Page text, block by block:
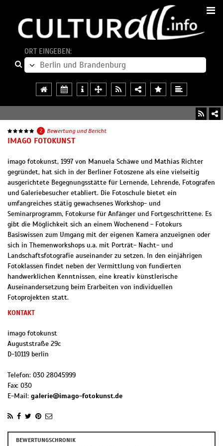
ORT EINGEBEN:
2 Bewertung und Bericht
IMAGO FOTOKUNST
imago fotokunst, 1997 von Manuela Schäwe und Mathias Richter
gegründet, hat sich in der Berliner Fotoszene als eine vielseitig
ausgerichtete Begegnungsstätte für Lernende, Lehrende, Fotografen
und Galeriebesucher etabliert. Die Fotoschule bietet ein
umfangreiches stätig gewachsenes Workshop- und
Seminarprogramm, Fotokurse für Anfänger und Fortgeschrittene. Es
gibt die Möglichkeit sich an einem Wochenend - Fotokurs
Basiswissen zum Umgang mit der eigenen Kamera anzueignen oder
sich in Themenworkshops u.a. mit Porträt- Nacht- und
Landschaftsfotografie auseinander zu setzen. In den einjährigen
Fotoklassen findet neben der Vermittlung von fundierten
handwerklichen Kenntnissen, eine kreativ künstlerische
Auseinandersetzung beim Erarbeiten von individuellen
Fotoprojekten statt.
KONTAKT
imago fotokunst
Auguststraße 29c
D-10119 berlin
Telefon: 030 28045999
Fax: 030
E-Mail: galerie@imago-fotokunst.de
BEWERTUNGSCHRONIK